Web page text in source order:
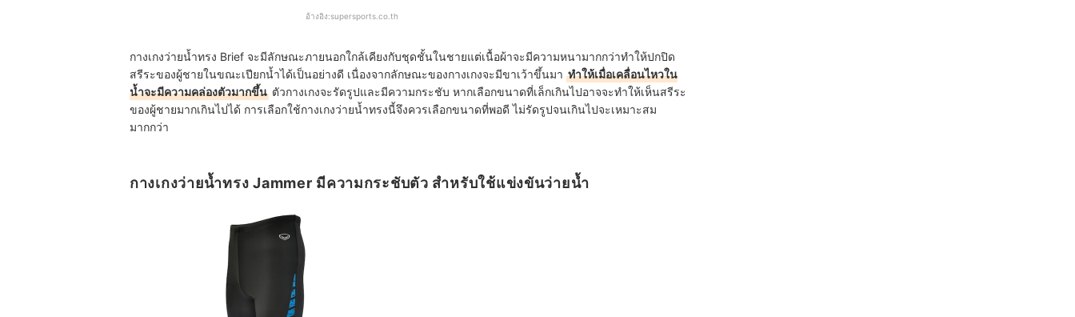
อ้างอิง:supersports.co.th
กางเกงว่ายน้ำทรง Brief จะมีลักษณะภายนอกใกล้เคียงกับชุดชั้นในชายแต่เนื้อผ้าจะมีความหนามากกว่าทำให้ปกปิด
สรีระของผู้ชายในขณะเปียกน้ำได้เป็นอย่างดี เนื่องจากลักษณะของกางเกงจะมีขาเว้าขึ้นมา ทำให้เมื่อเคลื่อนไหวใน
น้ำจะมีความคล่องตัวมากขึ้น ตัวกางเกงจะรัดรูปและมีความกระชับ หากเลือกขนาดที่เล็กเกินไปอาจจะทำให้เห็นสรีระ
ของผู้ชายมากเกินไปได้ การเลือกใช้กางเกงว่ายน้ำทรงนี้จึงควรเลือกขนาดที่พอดี ไม่รัดรูปจนเกินไปจะเหมาะสม
มากกว่า
กางเกงว่ายน้ำทรง Jammer มีความกระชับตัว สำหรับใช้แข่งขันว่ายน้ำ